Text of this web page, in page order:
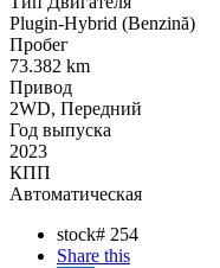
Plugin-Hybrid (Benzină)
Пробег
73.382 km
Привод
2WD, Передний
Год выпуска
2023
КПП
Автоматическая
stock# 254
Share this